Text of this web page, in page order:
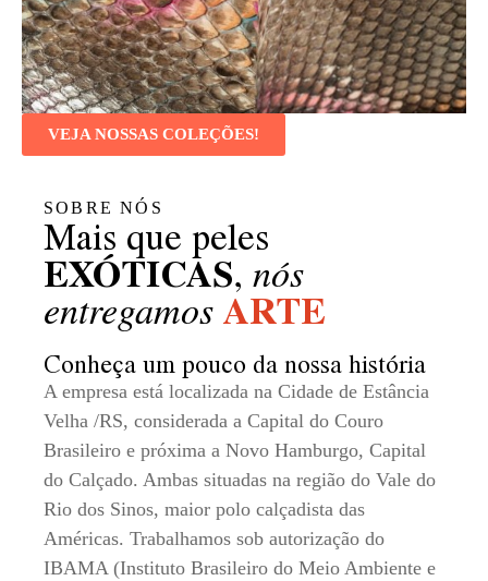
VEJA NOSSAS COLEÇÕES!
SOBRE NÓS
Mais que peles
EXÓTICAS, nós
entregamos ARTE
Conheça um pouco da nossa história
A empresa está localizada na Cidade de Estância
Velha /RS, considerada a Capital do Couro
Brasileiro e próxima a Novo Hamburgo, Capital
do Calçado. Ambas situadas na região do Vale do
Rio dos Sinos, maior polo calçadista das
Américas. Trabalhamos sob autorização do
IBAMA (Instituto Brasileiro do Meio Ambiente e